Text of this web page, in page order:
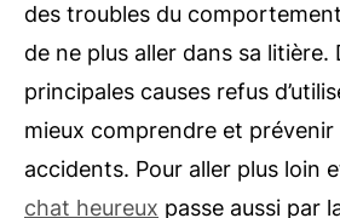
des troubles du
de ne plus aller dans sa litière.
principales causes refus
mieux comprendre et
accidents. Pour aller plus loin
chat heureux passe aussi par